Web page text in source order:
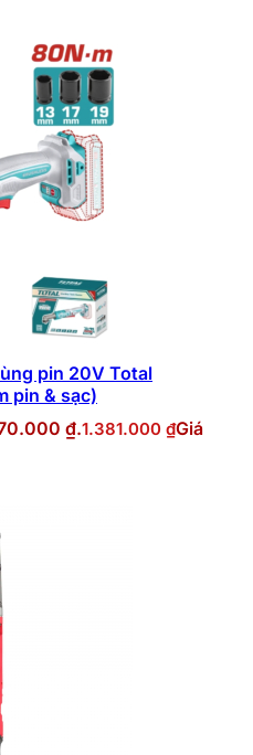
pin 20V Total
pin & sạc)
₫.1.381.000 ₫Giá